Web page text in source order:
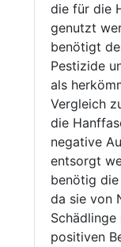
die für die
genutzt
benötigt
Pestizide
als
Vergleich
die
negative
entsorgt
benötig die
da sie von
positiven